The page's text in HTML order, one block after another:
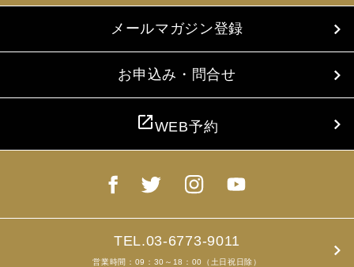
るものとします。
4. お客様個人情報の収集・利用について
当社は、お客様の個人情報を収集、利用するにあたり、以
下の取扱いをしておりますことを予めご承知おき願いま
(1) 収集目的、利用範囲をパンフレット、お申込書に明示
(2) お客様の同意がない限り、収集目的以外に使用いたし
し、同意を得ます。
(4) お客様が未成年者の場合、親権者の同意を得ます。
た、お申込のあった旅行の手配及び旅程の管理のために、
以下の当社のグループ企業とお客様情報を共有する場合が
ありますが、厳重に管理・保管いたします。
メールマガジン登録
お申込み・問合せ
open_in_newWEB予約
TEL.03-6773-9011
営業時間：09：30～18：00（土日祝日除）